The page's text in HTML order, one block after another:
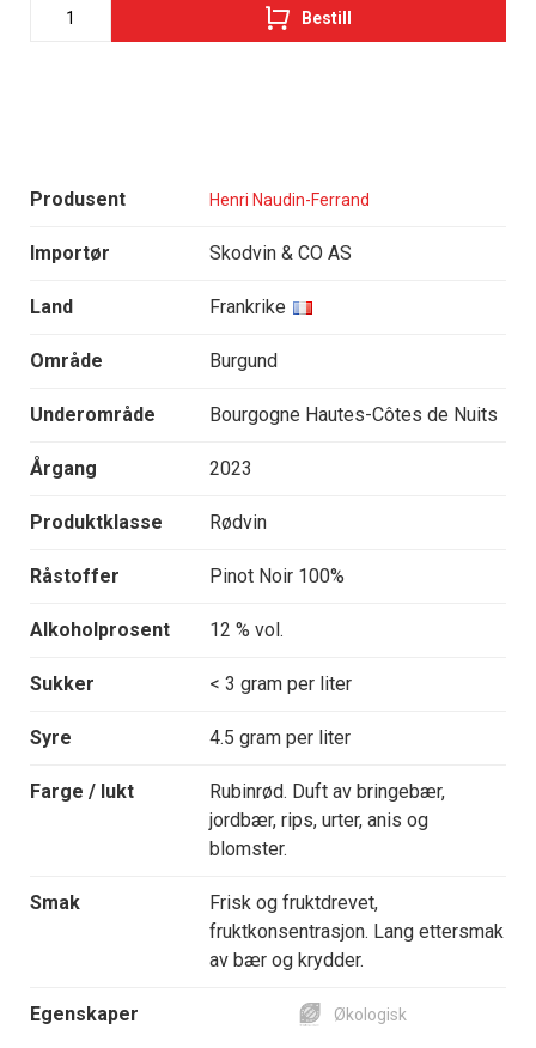
Produsent Henri Naudin-Ferrand
Importør Skodvin & CO AS
Land Frankrike
Område Burgund
Underområde Bourgogne Hautes-Côtes de Nuits
Årgang 2023
Produktklasse Rødvin
Råstoffer Pinot Noir 100%
Alkoholprosent 12 % vol.
Sukker < 3 gram per liter
Syre 4.5 gram per liter
Farge / lukt
Rubinrød. Duft av bringebær,
jordbær, rips, urter, anis og
blomster.
Smak
Frisk og fruktdrevet,
fruktkonsentrasjon. Lang ettersmak
av bær og krydder.
Egenskaper Økologisk
Bestill